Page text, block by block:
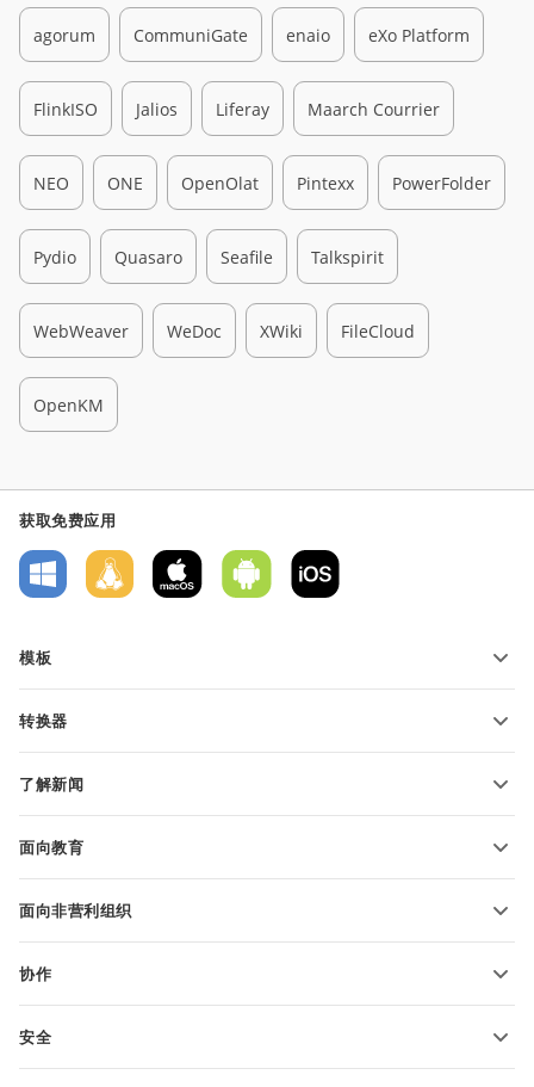
agorum CommuniGate enaio eXo Platform
FlinkISO Jalios Liferay Maarch Courrier
NEO ONE OpenOlat Pintexx PowerFolder
Pydio Quasaro Seafile Talkspirit
WebWeaver WeDoc XWiki FileCloud
OpenKM
获取免费应用
模板
文本文档模板
转换器
转换电子表格
了解新闻
面向教育
适用于教育人士
面向非营利组织
申请免费帐户
协作
翻译人员
安全